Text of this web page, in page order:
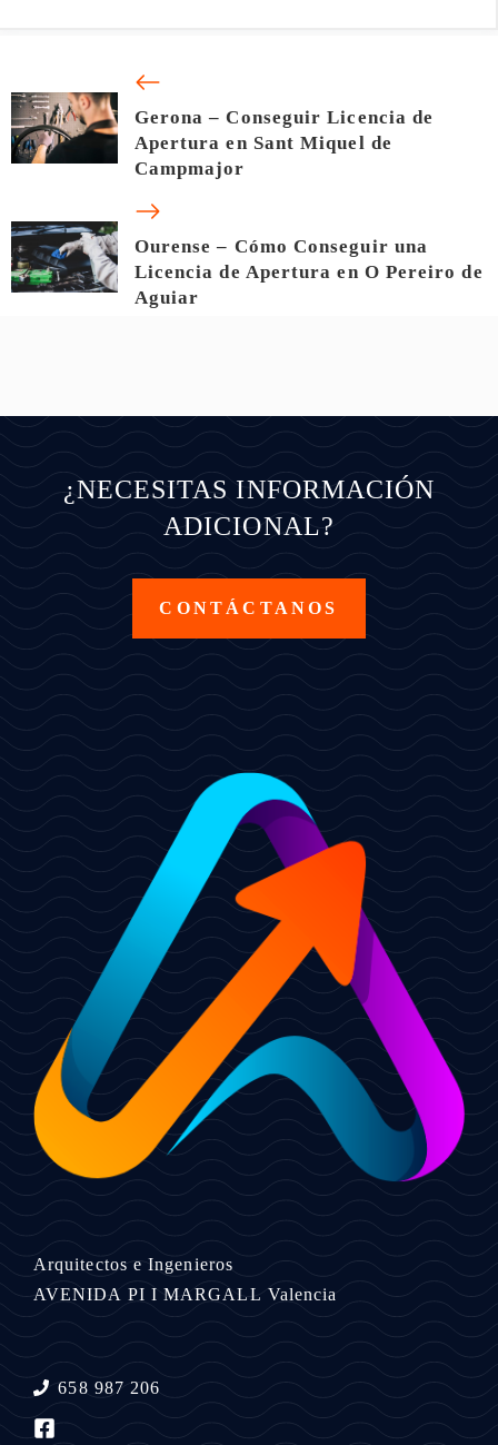
Gerona – Conseguir Licencia de
Apertura en Sant Miquel de
Campmajor
Ourense – Cómo Conseguir una
Licencia de Apertura en O Pereiro de
Aguiar
¿NECESITAS INFORMACIÓN
ADICIONAL?
CONTÁCTANOS
Arquitectos e Ingenieros
AVENIDA PI I MARGALL Valencia
658 987 206